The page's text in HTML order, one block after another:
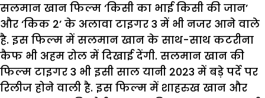
सलमान खान फिल्म ‘किसी का भाई किसी की जान’
और ‘किक 2’ के अलावा टाइगर 3 में भी नजर आने वाले
है. इस फिल्म में सलमान खान के साथ-साथ कटरीना
कैफ भी अहम रोल में दिखाई देंगी. सलमान खान की
फिल्म टाइगर 3 भी इसी साल यानी 2023 में बड़े पर्दे पर
रिलीज होने वाली है. इस फिल्म में शाहरुख खान और